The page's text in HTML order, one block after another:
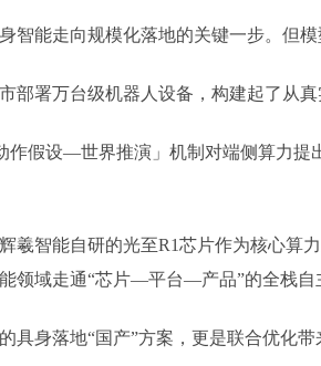
智能走向规模化落地的关键一步。但
部署万台级机器人设备，构建起了从
作假设—世界推演」机制对端侧算力
羲智能自研的光至R1芯片作为核心算
领域走通“芯片—平台—产品”的全栈自
具身落地“国产”方案，更是联合优化带